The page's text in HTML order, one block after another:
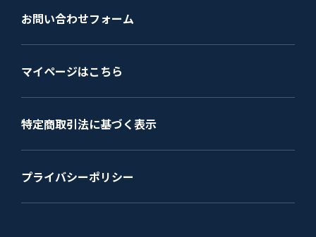
お問い合わせフォーム
マイページはこちら
特定商取引法に基づく表示
プライバシーポリシー